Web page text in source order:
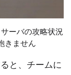
ーバの攻略状況
きません
と、チームに